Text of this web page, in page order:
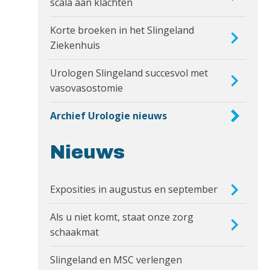
Korte broeken in het Slingeland
Ziekenhuis
Urologen Slingeland succesvol met
vasovasostomie
Archief Urologie nieuws
Nieuws
Exposities in augustus en september
Als u niet komt, staat onze zorg
schaakmat
Slingeland en MSC verlengen